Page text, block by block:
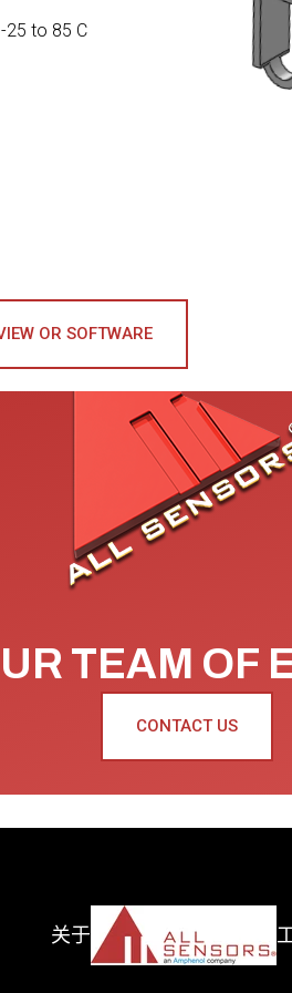
-25 to 85 C
OR SOFTWARE
TEAM OF
CONTACT US
关于